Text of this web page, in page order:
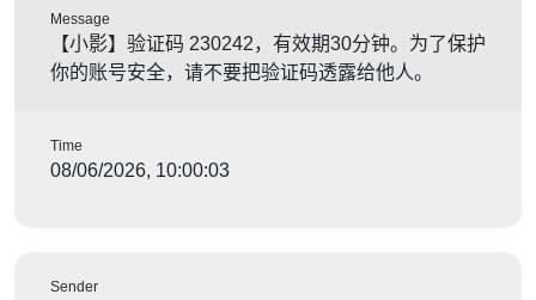
Message
【小影】验证码 230242，有效期30分钟。为了保护
你的账号安全，请不要把验证码透露给他人。
Time
08/06/2026, 10:00:03
Sender